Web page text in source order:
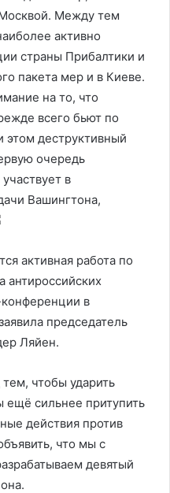
Между тем
активно
страны Прибалтики и
пакета мер и в Киеве.
на то, что
всего бьют по
этом деструктивный
очередь
в
Вашингтона,
активная работа по
антироссийских
в
председатель
Ляйен.
чтобы ударить
ещё сильнее притупить
действия против
что мы с
девятый